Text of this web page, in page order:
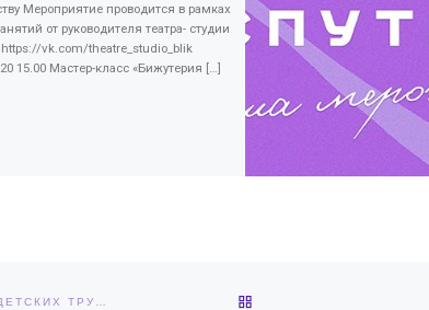
Мероприятие проводится в рамках
от руководителя театра- студии
https://vk.com/theatre_studio_blik
15.00 Мастер-класс «Бижутерия […]